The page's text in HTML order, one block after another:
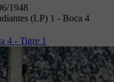
1948
(LP) 1 - Boca 4
4 - Tigre 1